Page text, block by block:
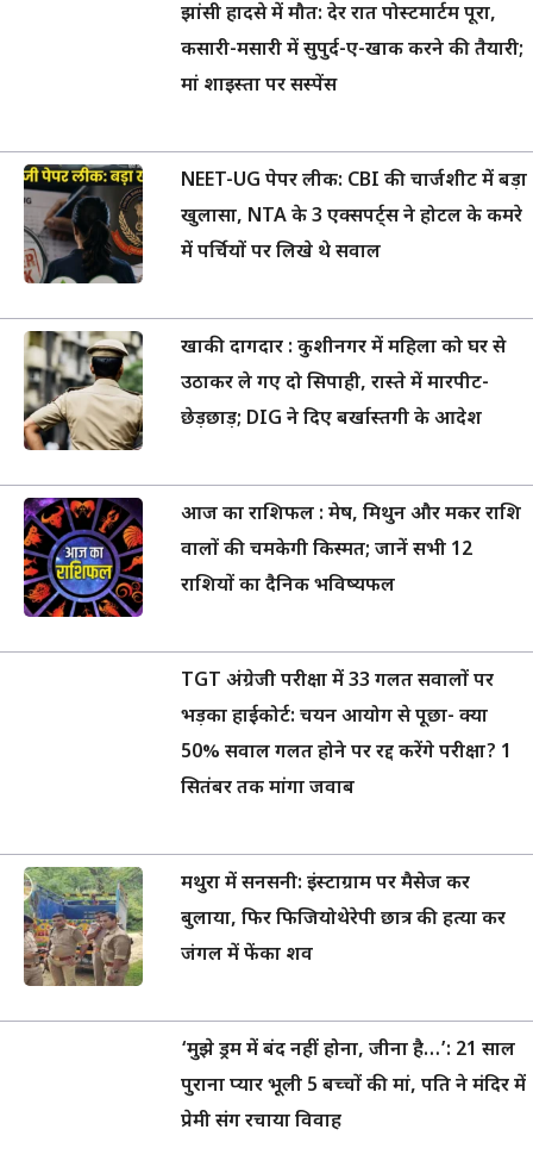
झांसी हादसे में मौत: देर रात पोस्टमार्टम पूरा,
कसारी-मसारी में सुपुर्द-ए-खाक करने की तैयारी;
मां शाइस्ता पर सस्पेंस
NEET-UG पेपर लीक: CBI की चार्जशीट में बड़ा
खुलासा, NTA के 3 एक्सपर्ट्स ने होटल के कमरे
में पर्चियों पर लिखे थे सवाल
खाकी दागदार : कुशीनगर में महिला को घर से
उठाकर ले गए दो सिपाही, रास्ते में मारपीट-
छेड़छाड़; DIG ने दिए बर्खास्तगी के आदेश
आज का राशिफल : मेष, मिथुन और मकर राशि
वालों की चमकेगी किस्मत; जानें सभी 12
राशियों का दैनिक भविष्यफल
TGT अंग्रेजी परीक्षा में 33 गलत सवालों पर
भड़का हाईकोर्ट: चयन आयोग से पूछा- क्या
50% सवाल गलत होने पर रद्द करेंगे परीक्षा? 1
सितंबर तक मांगा जवाब
मथुरा में सनसनी: इंस्टाग्राम पर मैसेज कर
बुलाया, फिर फिजियोथेरेपी छात्र की हत्या कर
जंगल में फेंका शव
‘मुझे ड्रम में बंद नहीं होना, जीना है…’: 21 साल
पुराना प्यार भूली 5 बच्चों की मां, पति ने मंदिर में
प्रेमी संग रचाया विवाह